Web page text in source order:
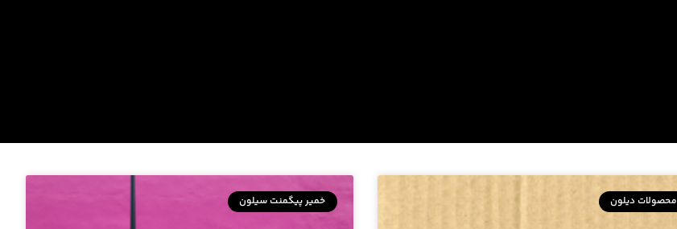
محصولات دیلون خمیر پیگمنت سیلون